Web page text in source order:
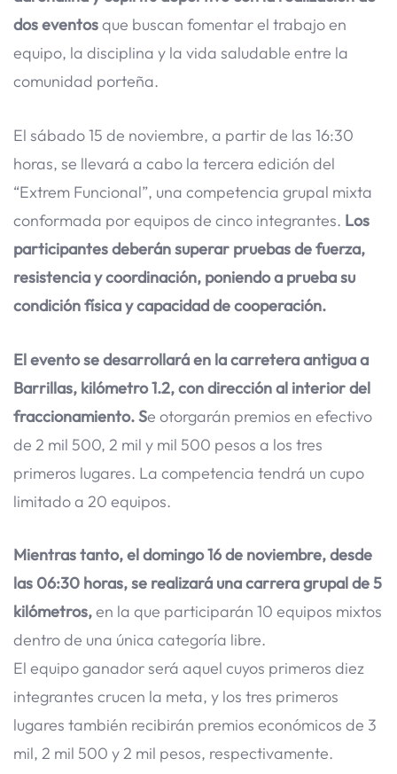
dos eventosque buscan fomentar el trabajo en
equipo, la disciplina y la vida saludable entre la
comunidad porteña.
El sábado 15 de noviembre, a partir de las 16:30
horas, se llevará a cabo la tercera edición del
“Extrem Funcional”, una competencia grupal mixta
conformada por equipos de cinco integrantes. Los
participantes deberán superar pruebas de fuerza,
resistencia y coordinación, poniendo a prueba su
condición física y capacidad de cooperación.
El evento se desarrollará en la carretera antigua a
Barrillas, kilómetro 1.2, con dirección al interior del
fraccionamiento. Se otorgarán premios en efectivo
de 2 mil 500, 2 mil y mil 500 pesos a los tres
primeros lugares. La competencia tendrá un cupo
limitado a 20 equipos.
Mientras tanto, el domingo 16 de noviembre, desde
las 06:30 horas, se realizará una carrera grupal de 5
kilómetros,en la que participarán 10 equipos mixtos
dentro de una única categoría libre.
El equipo ganador será aquel cuyos primeros diez
integrantes crucen la meta, y los tres primeros
lugares también recibirán premios económicos de 3
mil, 2 mil 500 y 2 mil pesos, respectivamente.